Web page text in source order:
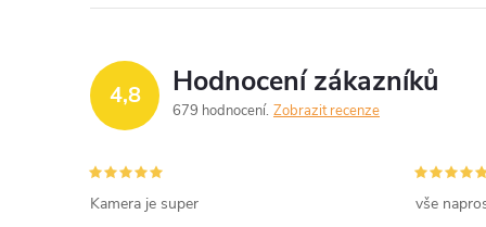
4,8 Hodnocení zákazníků
679 hodnocení Zobrazit recenze
Kamera je super
vše